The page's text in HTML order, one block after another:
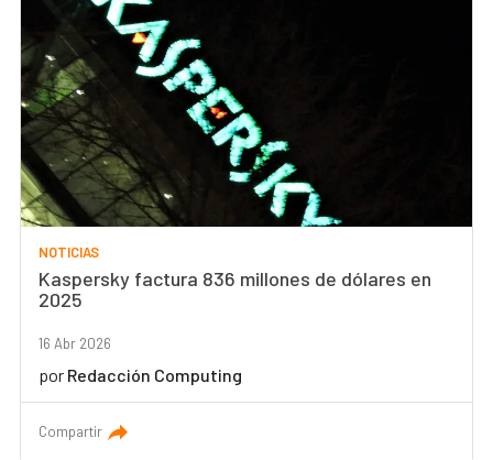
NOTICIAS
Kaspersky factura 836 millones de dólares en
2025
16 Abr 2026
por Redacción Computing
Compartir